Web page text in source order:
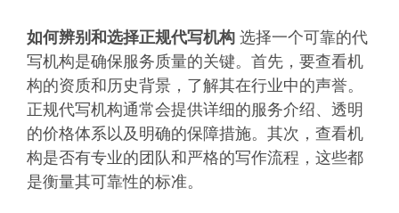
如何辨别和选择正规代写机构 选择一个可靠的代
写机构是确保服务质量的关键。首先，要查看机
构的资质和历史背景，了解其在行业中的声誉。
正规代写机构通常会提供详细的服务介绍、透明
的价格体系以及明确的保障措施。其次，查看机
构是否有专业的团队和严格的写作流程，这些都
是衡量其可靠性的标准。